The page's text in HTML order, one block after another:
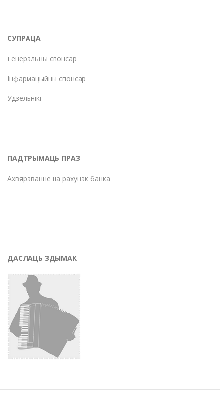
СУПРАЦА
Генеральны спонсар
Інфармацыйны спонсар
Удзельнікі
ПАДТРЫМАЦЬ ПРАЗ
Ахвяраванне на рахунак банка
ДАСЛАЦЬ ЗДЫМАК